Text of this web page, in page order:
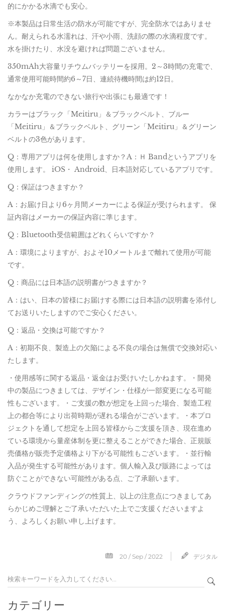
的にかかる水滴でも安心。
※本製品は日常生活の防水が可能ですが、完全防水ではありませ
ん。耐えられる水濡れは、汗や小雨、洗顔の際の水滴程度です。
水を掛けたり、水没を避ければ問題ございません。
350mAh大容量リチウムバッテリーを採用。2～3時間の充電で、
通常使用可能時間約6～7日、連続待機時間は約12日。
なかなか充電のできない旅行や出張にも最適です！
カラーはブラック「Meitiru」＆ブラックベルト、ブルー
「Meitiru」＆ブラックベルト、グリーン「Meitiru」＆グリーン
ベルトの3色があります。
Q：専用アプリは何を使用しますか？A：Ｈ Bandというアプリを
使用します。 iOS・ Android、日本語対応しているアプリです。
Q：保証はつきますか？
A：お届け日より6ヶ月間メーカーによる保証が受けられます。 保
証内容はメーカーの保証内容に準じます。
Q：Bluetooth受信範囲はどれくらいですか？
A：環境によりますが、およそ10メートルまで離れて使用が可能
です。
Q：商品には日本語の説明書がつきますか？
A：はい、日本の皆様にお届けする際には日本語の説明書を添付し
てお送りいたしますのでご安心ください。
Q：返品・交換は可能ですか？
A：初期不良、製造上の欠陥による不良の場合は無償で交換対応い
たします。
・使用感等に関する返品・返金はお受けいたしかねます。・開発
中の製品につきましては、デザイン・仕様が一部変更になる可能
性もございます。・ご支援の数が想定を上回った場合、製造工程
上の都合等により出荷時期が遅れる場合がございます。・本プロ
ジェクトを通して想定を上回る皆様からご支援を頂き、現在進め
ている環境から量産体制を更に整えることができた場合、正規販
売価格が販売予定価格より下がる可能性もございます。・並行輸
入品が発生する可能性があります。個人輸入及び販路によっては
防ぐことができない可能性がある点、ご了承願います。
クラウドファンディングの性質上、以上の注意点につきましてあ
らかじめご理解とご了承いただいた上でご支援くださいますよ
う、よろしくお願い申し上げます。
20 / Sep / 2022 デジタル
カテゴリー